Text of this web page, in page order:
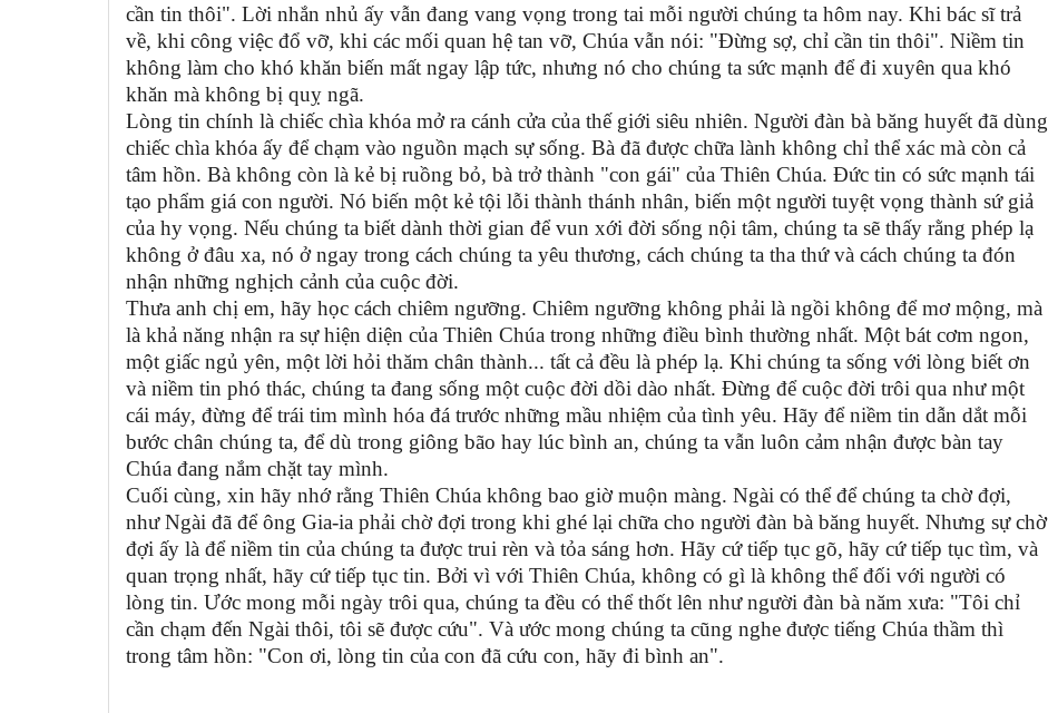
cần tin thôi". Lời nhắn nhủ ấy vẫn đang vang vọng trong tai mỗi người chúng ta hôm nay. Khi bác sĩ trả
về, khi công việc đổ vỡ, khi các mối quan hệ tan vỡ, Chúa vẫn nói: "Đừng sợ, chỉ cần tin thôi". Niềm tin
không làm cho khó khăn biến mất ngay lập tức, nhưng nó cho chúng ta sức mạnh để đi xuyên qua khó
khăn mà không bị quỵ ngã.
Lòng tin chính là chiếc chìa khóa mở ra cánh cửa của thế giới siêu nhiên. Người đàn bà băng huyết đã dùng
chiếc chìa khóa ấy để chạm vào nguồn mạch sự sống. Bà đã được chữa lành không chỉ thể xác mà còn cả
tâm hồn. Bà không còn là kẻ bị ruồng bỏ, bà trở thành "con gái" của Thiên Chúa. Đức tin có sức mạnh tái
tạo phẩm giá con người. Nó biến một kẻ tội lỗi thành thánh nhân, biến một người tuyệt vọng thành sứ giả
của hy vọng. Nếu chúng ta biết dành thời gian để vun xới đời sống nội tâm, chúng ta sẽ thấy rằng phép lạ
không ở đâu xa, nó ở ngay trong cách chúng ta yêu thương, cách chúng ta tha thứ và cách chúng ta đón
nhận những nghịch cảnh của cuộc đời.
Thưa anh chị em, hãy học cách chiêm ngưỡng. Chiêm ngưỡng không phải là ngồi không để mơ mộng, mà
là khả năng nhận ra sự hiện diện của Thiên Chúa trong những điều bình thường nhất. Một bát cơm ngon,
một giấc ngủ yên, một lời hỏi thăm chân thành... tất cả đều là phép lạ. Khi chúng ta sống với lòng biết ơn
và niềm tin phó thác, chúng ta đang sống một cuộc đời dồi dào nhất. Đừng để cuộc đời trôi qua như một
cái máy, đừng để trái tim mình hóa đá trước những mầu nhiệm của tình yêu. Hãy để niềm tin dẫn dắt mỗi
bước chân chúng ta, để dù trong giông bão hay lúc bình an, chúng ta vẫn luôn cảm nhận được bàn tay
Chúa đang nắm chặt tay mình.
Cuối cùng, xin hãy nhớ rằng Thiên Chúa không bao giờ muộn màng. Ngài có thể để chúng ta chờ đợi,
như Ngài đã để ông Gia-ia phải chờ đợi trong khi ghé lại chữa cho người đàn bà băng huyết. Nhưng sự chờ
đợi ấy là để niềm tin của chúng ta được trui rèn và tỏa sáng hơn. Hãy cứ tiếp tục gõ, hãy cứ tiếp tục tìm, và
quan trọng nhất, hãy cứ tiếp tục tin. Bởi vì với Thiên Chúa, không có gì là không thể đối với người có
lòng tin. Ước mong mỗi ngày trôi qua, chúng ta đều có thể thốt lên như người đàn bà năm xưa: "Tôi chỉ
cần chạm đến Ngài thôi, tôi sẽ được cứu". Và ước mong chúng ta cũng nghe được tiếng Chúa thầm thì
trong tâm hồn: "Con ơi, lòng tin của con đã cứu con, hãy đi bình an".